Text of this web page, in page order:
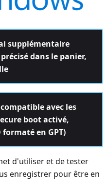
supplémentaire
dans le panier,
avec les
boot activé,
formaté en GPT)
d'utiliser et de tester
enregistrer pour être en